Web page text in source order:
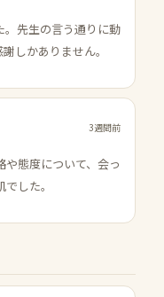
。先生の言う通りに動
しかありません。
3週間前
態度について、会っ
した。